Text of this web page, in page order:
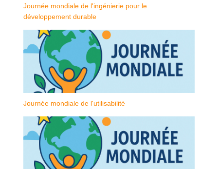
Journée mondiale de l'ingénierie pour le
développement durable
Journée mondiale de l'utilisabilité